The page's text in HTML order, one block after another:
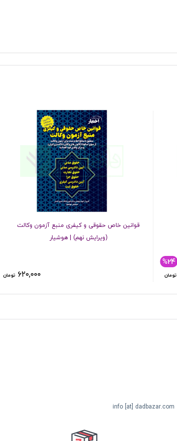
%24
تومان
قوانین خاص حقوقی و کیفری منبع آزمون وکالت
(ویرایش نهم) | هوشیار
۶۲۰,۰۰۰ تومان
info [at] dadbazar.com